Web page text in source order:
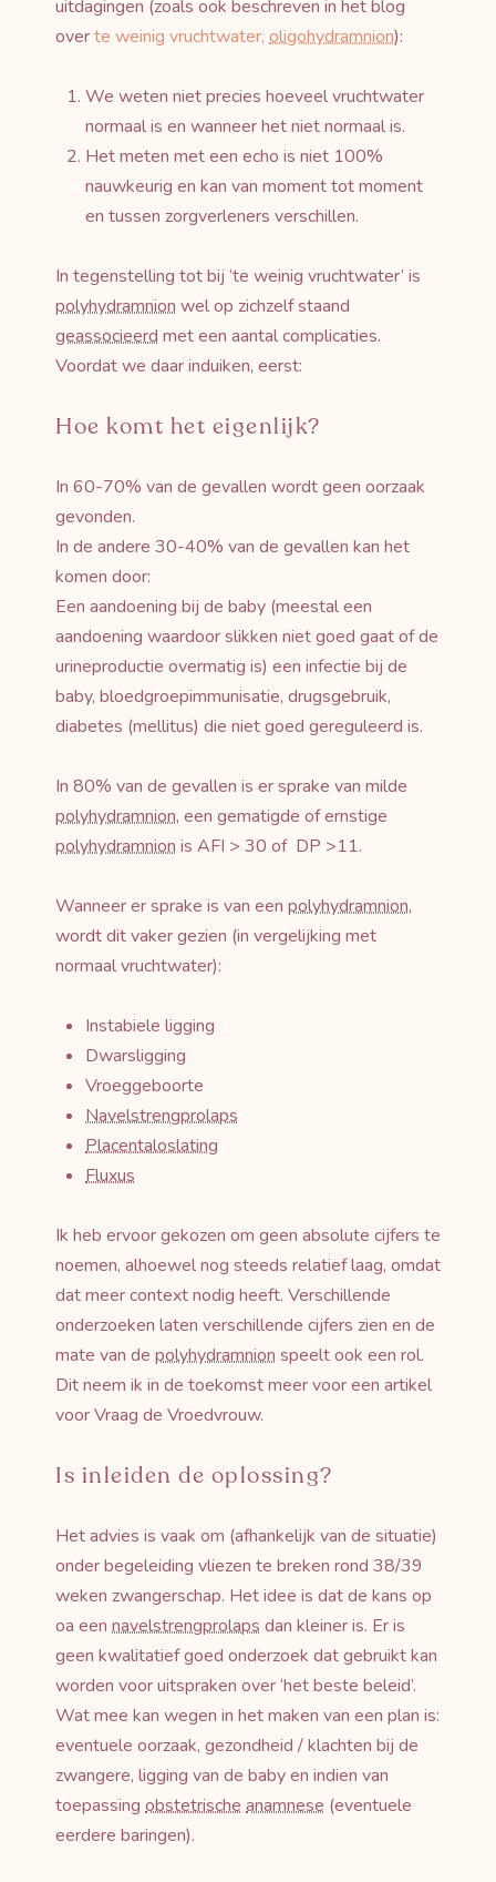
uitdagingen (zoals ook beschreven in het blog
overte weinig vruchtwater, oligohydramnion):
We weten niet precies hoeveel vruchtwater
normaal is en wanneer het niet normaal is.
Het meten met een echo is niet 100%
nauwkeurig en kan van moment tot moment
en tussen zorgverleners verschillen.
In tegenstelling tot bij ‘te weinig vruchtwater’ is
polyhydramnion wel op zichzelf staand
geassocieerd met een aantal complicaties.
Voordat we daar induiken, eerst:
Hoe komt het eigenlijk?
In 60-70% van de gevallen wordt geen oorzaak
gevonden.
In de andere 30-40% van de gevallen kan het
komen door:
Een aandoening bij de baby (meestal een
aandoening waardoor slikken niet goed gaat of de
urineproductie overmatig is) een infectie bij de
baby, bloedgroepimmunisatie, drugsgebruik,
diabetes (mellitus) die niet goed gereguleerd is.
In 80% van de gevallen is er sprake van milde
polyhydramnion, een gematigde of ernstige
polyhydramnion is AFI > 30 of DP >11.
Wanneer er sprake is van een polyhydramnion,
wordt dit vaker gezien (in vergelijking met
normaal vruchtwater):
Instabiele ligging
Dwarsligging
Vroeggeboorte
Navelstrengprolaps
Placentaloslating
Fluxus
Ik heb ervoor gekozen om geen absolute cijfers te
noemen, alhoewel nog steeds relatief laag, omdat
dat meer context nodig heeft. Verschillende
onderzoeken laten verschillende cijfers zien en de
mate van de polyhydramnion speelt ook een rol.
Dit neem ik in de toekomst meer voor een artikel
voor Vraag de Vroedvrouw.
Is inleiden de oplossing?
Het advies is vaak om (afhankelijk van de situatie)
onder begeleiding vliezen te breken rond 38/39
weken zwangerschap. Het idee is dat de kans op
oa een navelstrengprolaps dan kleiner is. Er is
geen kwalitatief goed onderzoek dat gebruikt kan
worden voor uitspraken over ‘het beste beleid’.
Wat mee kan wegen in het maken van een plan is:
eventuele oorzaak, gezondheid / klachten bij de
zwangere, ligging van de baby en indien van
toepassing obstetrische anamnese (eventuele
eerdere baringen).